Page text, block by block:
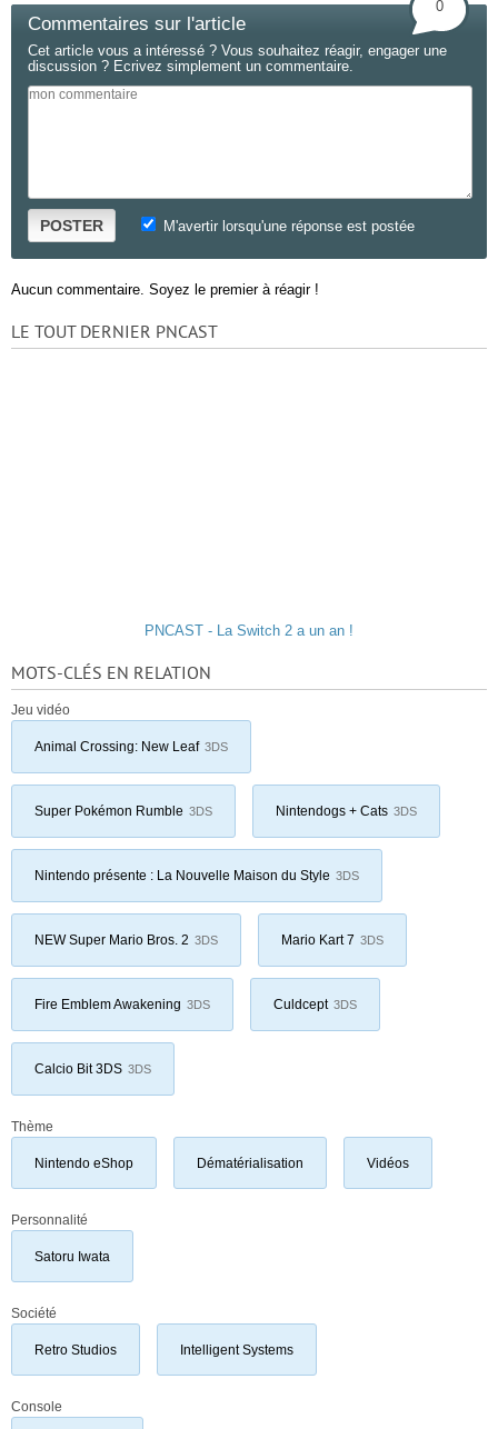
Commentaires sur l'article
0
Cet article vous a intéressé ? Vous souhaitez réagir, engager une
discussion ? Ecrivez simplement un commentaire.
POSTER M'avertir lorsqu'une réponse est postée
Aucun commentaire. Soyez le premier à réagir !
LE TOUT DERNIER PNCAST
PNCAST - La Switch 2 a un an !
MOTS-CLÉS EN RELATION
Jeu vidéo
Animal Crossing: New Leaf 3DS
Super Pokémon Rumble 3DS Nintendogs + Cats 3DS
Nintendo présente : La Nouvelle Maison du Style 3DS
NEW Super Mario Bros. 2 3DS Mario Kart 7 3DS
Fire Emblem Awakening 3DS Culdcept 3DS
Calcio Bit 3DS 3DS
Thème
Nintendo eShop Dématérialisation Vidéos
Personnalité
Satoru Iwata
Société
Retro Studios Intelligent Systems
Console